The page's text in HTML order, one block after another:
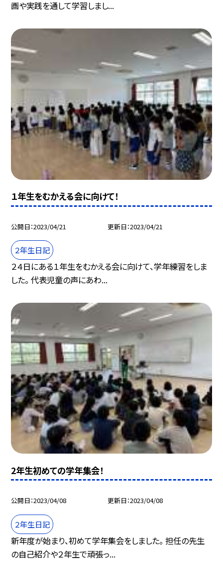
画や実践を通して学習しまし...
１年生をむかえる会に向けて！
公開日 2023/04/21 更新日 2023/04/21
２年生日記
２４日にある１年生をむかえる会に向けて、学年練習をしま
した。 代表児童の声にあわ...
2年生初めての学年集会！
公開日 2023/04/08 更新日 2023/04/08
２年生日記
新年度が始まり、初めて学年集会をしました。 担任の先生
の自己紹介や２年生で頑張っ...